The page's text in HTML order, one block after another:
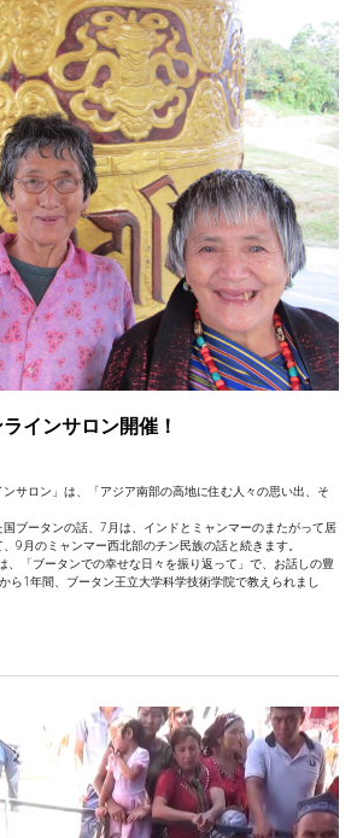
インサロン開催！
サロン」は、「アジア南部の高地に住む人々の思い出、そ
ブータンの話、7月は、インドとミャンマーのまたがって居
9月のミャンマー西北部のチン民族の話と続きます。
、「ブータンでの幸せな日々を振り返って」で、お話しの豊
ら1年間、ブータン王立大学科学技術学院で教えられまし